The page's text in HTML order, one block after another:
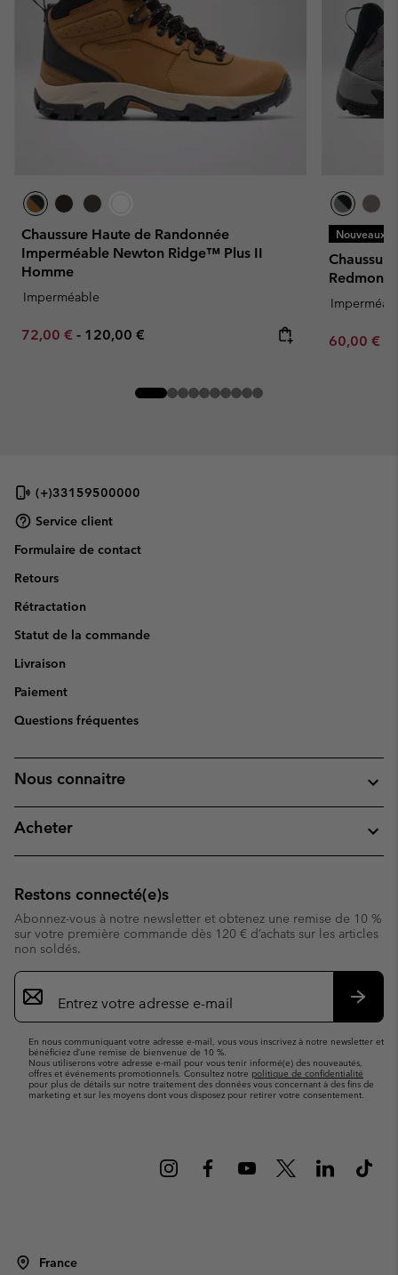
Chaussure Haute de Randonnée
Imperméable Newton Ridge™ Plus II
Homme
Imperméable
Minimum sale price:
72,00 € - Maximum price:
120,00 €
Nouveaux
Minimum
60,00 €
(+)33159500000
Service client
Formulaire de contact
Retours
Rétractation
Statut de la commande
Livraison
Paiement
Questions fréquentes
Nous connaitre
Acheter
Restons connecté(e)s
Abonnez-vous à notre newsletter et obtenez une remise de 10 %
sur votre première commande dès 120 € d’achats sur les articles
non soldés.
Inscription
par
e-
En nous communiquant votre adresse e-mail, vous vous inscrivez à notre newsletter et
bénéficiez d’une remise de bienvenue de 10 %.
Nous utiliserons votre adresse e-mail pour vous tenir informé(e) des nouveautés,
offres et événements promotionnels. Consultez notre politique de confidentialité
pour plus de détails sur notre traitement des données vous concernant à des fins de
marketing et sur les moyens dont vous disposez pour retirer votre consentement.
France